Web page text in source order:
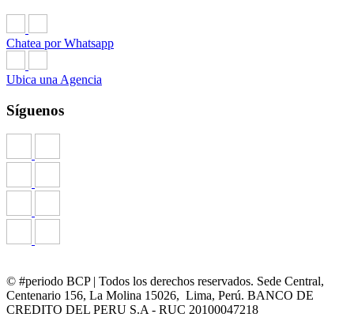
Chatea por Whatsapp
Ubica una Agencia
Síguenos
© #periodo BCP | Todos los derechos reservados. Sede Central,
Centenario 156, La Molina 15026, Lima, Perú. BANCO DE
CREDITO DEL PERU S.A - RUC 20100047218